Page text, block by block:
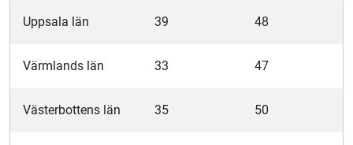
Uppsala län 39 48
Värmlands län 33 47
Västerbottens län 35 50